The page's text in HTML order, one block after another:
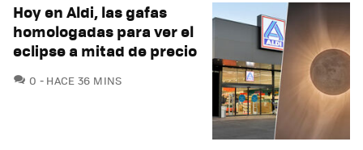
Hoy en Aldi, las gafas
homologadas para ver el
eclipse a mitad de precio
0 COMENTARIOS
HACE 36 MINS